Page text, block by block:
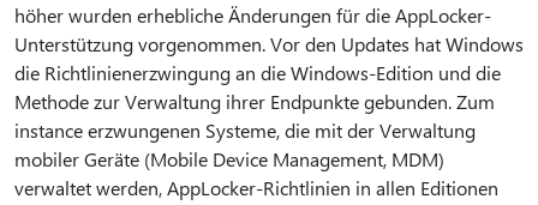
höher wurden erhebliche Änderungen für die AppLocker-
Unterstützung vorgenommen. Vor den Updates hat Windows
die Richtlinienerzwingung an die Windows-Edition und die
Methode zur Verwaltung ihrer Endpunkte gebunden. Zum
instance erzwungenen Systeme, die mit der Verwaltung
mobiler Geräte (Mobile Device Management, MDM)
verwaltet werden, AppLocker-Richtlinien in allen Editionen